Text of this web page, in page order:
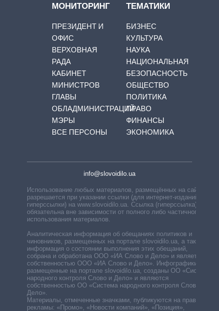
МОНИТОРИНГ
ПРЕЗИДЕНТ И
ОФИС
ВЕРХОВНАЯ
РАДА
КАБИНЕТ
МИНИСТРОВ
ГЛАВЫ
ОБЛАДМИНИСТРАЦИЙ
МЭРЫ
ВСЕ ПЕРСОНЫ
ТЕМАТИКИ
БИЗНЕС
КУЛЬТУРА
НАУКА
НАЦИОНАЛЬНАЯ
БЕЗОПАСНОСТЬ
ОБЩЕСТВО
ПОЛИТИКА
ПРАВО
ФИНАНСЫ
ЭКОНОМИКА
info@slovoidilo.ua
Использование любых материалов, размещённых на сайте,
разрешается при указании ссылки (для интернет-изданий —
гиперссылки) на www.slovoidilo.ua. Ссылка (гиперссылка)
обязательна вне зависимости от полного либо частичного
использования материалов.
Аналитическая информация об обещаниях политиков и
чиновников, размещенных на портале slovoidilo.ua, а также
информация о состоянии выполнения этих обещаний,
собрана и обработана ООО «ИА Слово и Дело» и является
собственностью ООО «ИА Слово и Дело». Инфографики,
размещенные на портале slovoidilo.ua, созданы ОО «Система
народного контроля Слово и Дело» и являются
собственностью ОО «Система народного контроля Слово и
Дело».
Материалы, отмеченные значками, публикуются на правах
рекламы: «Промо», «Новости компаний», «Позиция»,